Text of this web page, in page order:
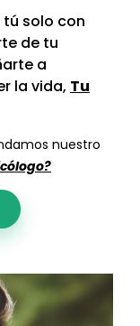
solo con
de tu
a
la vida, Tu
nuestro